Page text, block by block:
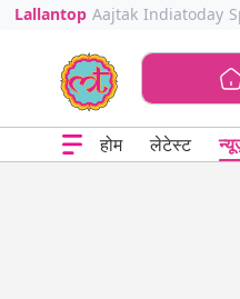
Lallantop Aajtak Indiatoday
होम लेटेस्ट